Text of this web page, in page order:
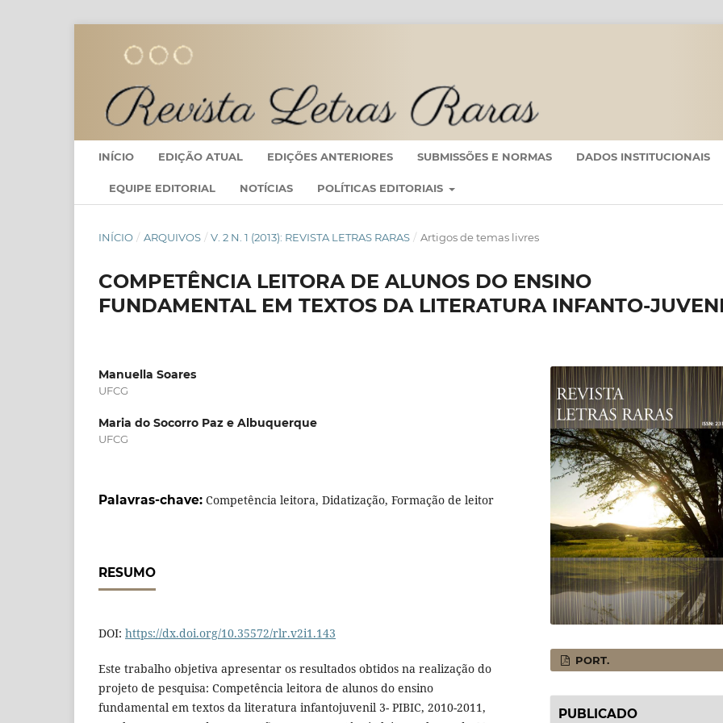
INÍCIO EDIÇÃO ATUAL EDIÇÕES ANTERIORES SUBMISSÕES E NORMAS DADOS INSTITUCIONAIS
EQUIPE EDITORIAL NOTÍCIAS POLÍTICAS EDITORIAIS
INÍCIO / ARQUIVOS / V. 2 N. 1 (2013): REVISTA LETRAS RARAS / Artigos de temas livres
COMPETÊNCIA LEITORA DE ALUNOS DO ENSINO
FUNDAMENTAL EM TEXTOS DA LITERATURA INFANTO-
Manuella Soares
UFCG
Maria do Socorro Paz e Albuquerque
UFCG
Palavras-chave: Competência leitora, Didatização, Formação de leitor
RESUMO
DOI: https://dx.doi.org/10.35572/rlr.v2i1.143
Este trabalho objetiva apresentar os resultados obtidos na realização do
projeto de pesquisa: Competência leitora de alunos do ensino
fundamental em textos da literatura infantojuvenil 3- PIBIC, 2010-2011,
PORT.
PUBLICADO